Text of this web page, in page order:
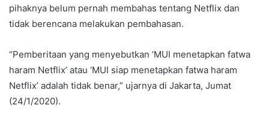
pihaknya belum pernah membahas tentang Netflix dan
tidak berencana melakukan pembahasan.
“Pemberitaan yang menyebutkan ‘MUI menetapkan fatwa
haram Netflix’ atau ‘MUI siap menetapkan fatwa haram
Netflix’ adalah tidak benar,” ujarnya di Jakarta, Jumat
(24/1/2020).